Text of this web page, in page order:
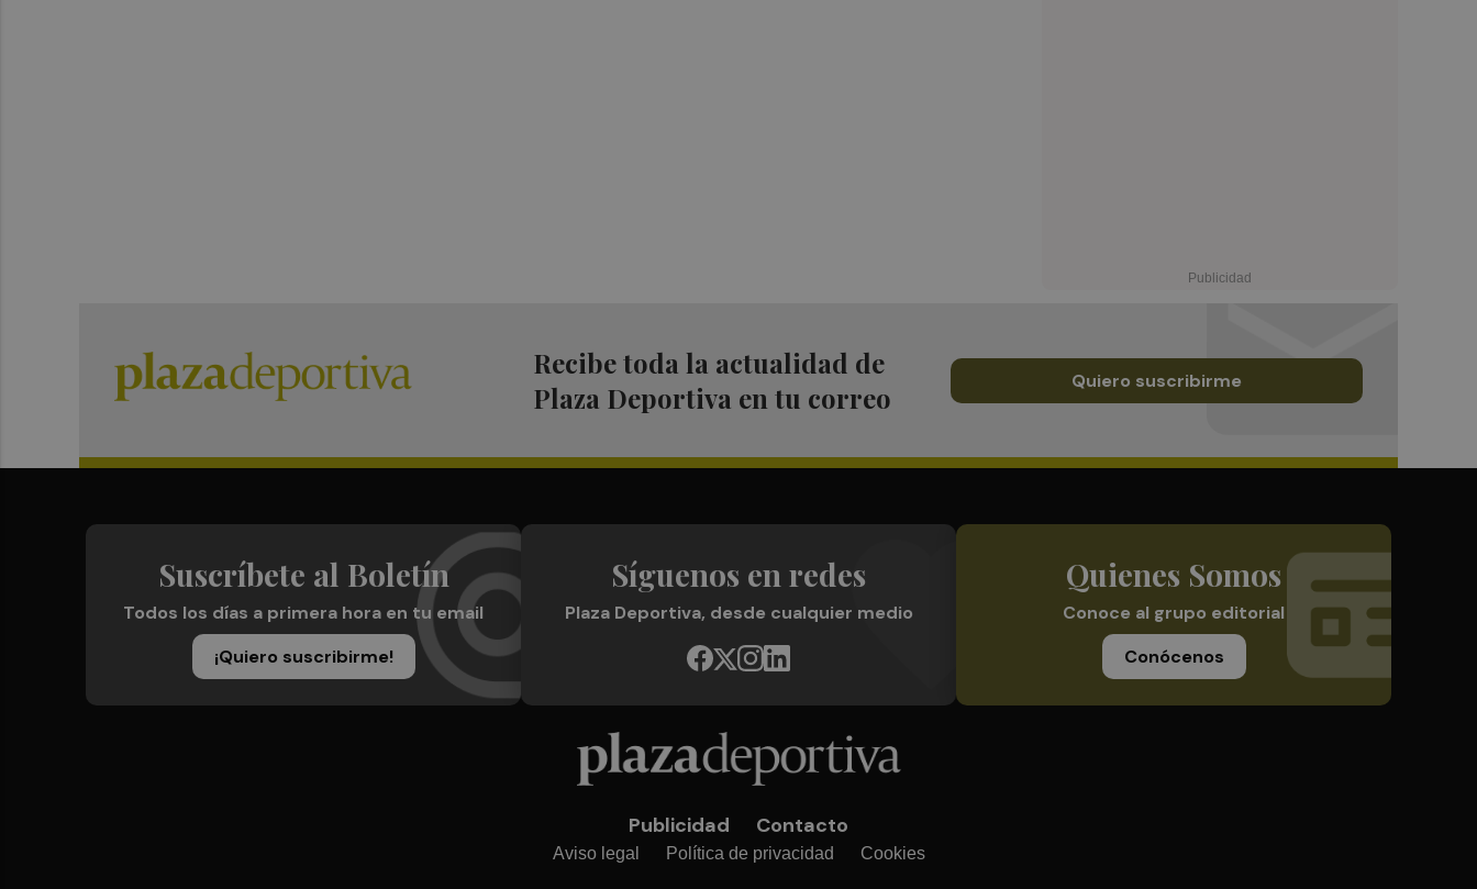
Recibe toda la actualidad de
Plaza Deportiva en tu correo
Quiero suscribirme
Suscríbete al Boletín
Todos los días a primera hora en tu email
¡Quiero suscribirme!
Síguenos en redes
Plaza Deportiva, desde cualquier medio
Quienes Somos
Conoce al grupo editorial
Conócenos
Publicidad Contacto
Aviso legal Política de privacidad Cookies